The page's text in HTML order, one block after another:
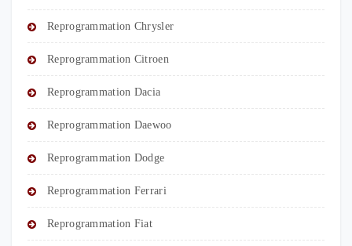
Reprogrammation Chrysler
Reprogrammation Citroen
Reprogrammation Dacia
Reprogrammation Daewoo
Reprogrammation Dodge
Reprogrammation Ferrari
Reprogrammation Fiat